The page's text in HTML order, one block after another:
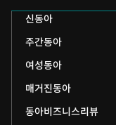
어린이동아
에듀동아
어린이과학동아
동아국악콩쿠르
동아뮤지컬콩쿠르
동아무용콩쿠르
인촌기념회
신문박물관
화정평화재단
신동아
주간동아
여성동아
매거진동아
동아비즈니스리뷰